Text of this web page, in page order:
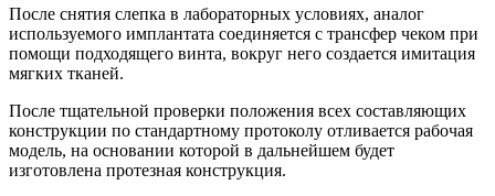
После снятия слепка в лабораторных условиях, аналог
используемого имплантата соединяется с трансфер чеком при
помощи подходящего винта, вокруг него создается имитация
мягких тканей.
После тщательной проверки положения всех составляющих
конструкции по стандартному протоколу отливается рабочая
модель, на основании которой в дальнейшем будет
изготовлена протезная конструкция.